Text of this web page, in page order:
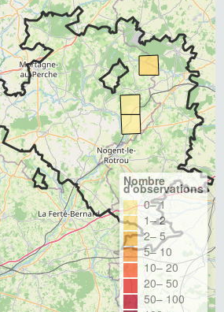
Nombre
d'observations
0– 1
1– 2
2– 5
5– 10
10– 20
20– 50
50– 100